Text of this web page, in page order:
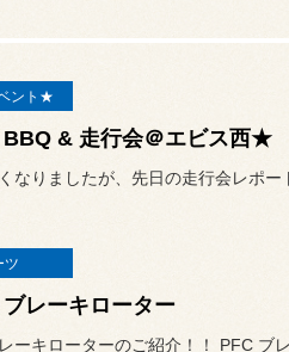
ント★
& 走行会＠エビス西★
ツ
レーキローター